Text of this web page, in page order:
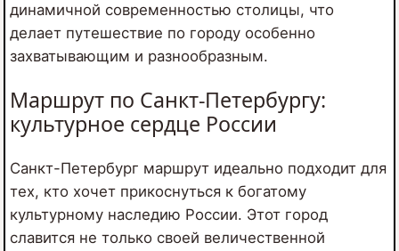
динамичной современностью столицы, что
делает путешествие по городу особенно
захватывающим и разнообразным.
Маршрут по Санкт-Петербургу:
культурное сердце России
Санкт-Петербург маршрут идеально подходит для
тех, кто хочет прикоснуться к богатому
культурному наследию России. Этот город
славится не только своей величественной